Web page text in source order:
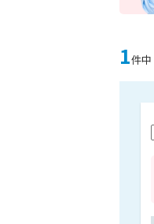
1件中